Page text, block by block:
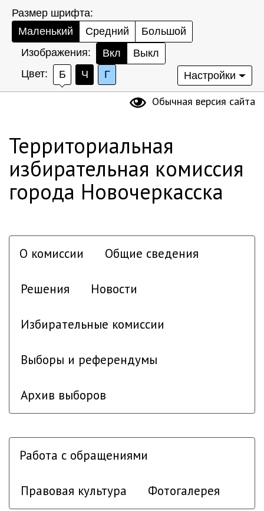
Размер шрифта:
Маленький
Средний
Большой
Изображения:
Вкл
Выкл
Цвет:
Б Ч Г Настройки
Обычная версия сайта
Территориальная
избирательная комиссия
города Новочеркасска
О комиссии Общие сведения
Решения Новости
Избирательные комиссии
Выборы и референдумы
Архив выборов
Работа с обращениями
Правовая культура Фотогалерея